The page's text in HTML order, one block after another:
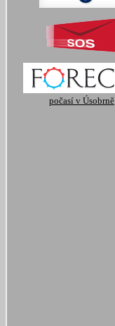
počasí v Úsobrně